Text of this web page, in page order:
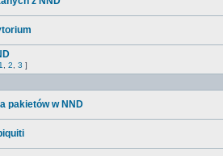
1 2 3 ]
pakietów w NND